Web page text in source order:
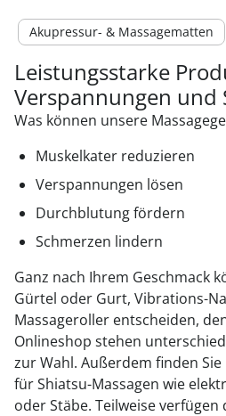
Akupressur- & Massagematten
Leistungsstarke
Verspannungen und
Was können unsere
Muskelkater reduzieren
Verspannungen lösen
Durchblutung fördern
Schmerzen lindern
Ganz nach Ihrem Geschmack
Gürtel oder Gurt, Vibrations-
Massageroller entscheiden,
Onlineshop stehen
zur Wahl. Außerdem finden
für Shiatsu-Massagen wie
oder Stäbe. Teilweise